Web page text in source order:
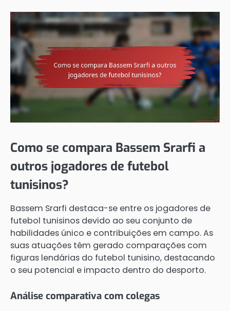
Como se compara Bassem Srarfi a
outros jogadores de futebol
tunisinos?
Bassem Srarfi destaca-se entre os jogadores de
futebol tunisinos devido ao seu conjunto de
habilidades único e contribuições em campo. As
suas atuações têm gerado comparações com
figuras lendárias do futebol tunisino, destacando
o seu potencial e impacto dentro do desporto.
Análise comparativa com colegas